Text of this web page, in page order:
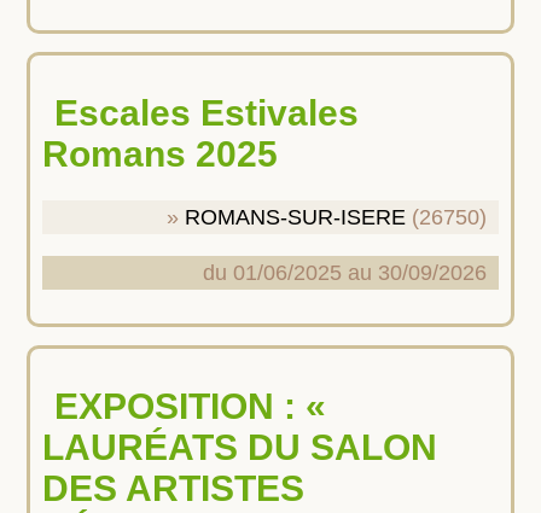
Escales Estivales
Romans 2025
ROMANS-SUR-ISERE (26750)
du 01/06/2025 au 30/09/2026
EXPOSITION : «
LAURÉATS DU SALON
DES ARTISTES